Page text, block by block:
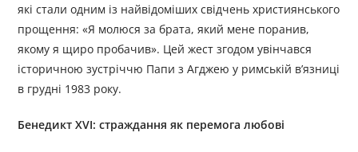
які стали одним із найвідоміших свідчень християнського
прощення: «Я молюся за брата, який мене поранив,
якому я щиро пробачив». Цей жест згодом увінчався
історичною зустріччю Папи з Агджею у римській в’язниці
в грудні 1983 року.
Бенедикт XVI: страждання як перемога любові